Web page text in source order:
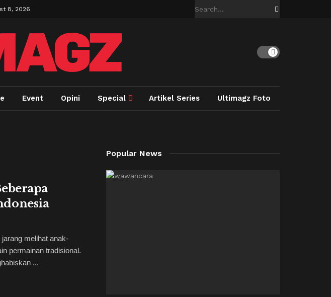
8, 2026
Event Opini Special Artikel Series Ultimagz Foto
melihat anak-
permainan tradisional.
...
Popular News